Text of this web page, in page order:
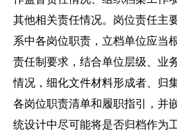
其他相关责任情况。岗位责任主
系中各岗位职责，立档单位应当
责任制要求，结合单位层级、业
情况，细化文件材料形成者、归
各岗位职责清单和履职指引，并
统设计中尽可能将是否归档作为